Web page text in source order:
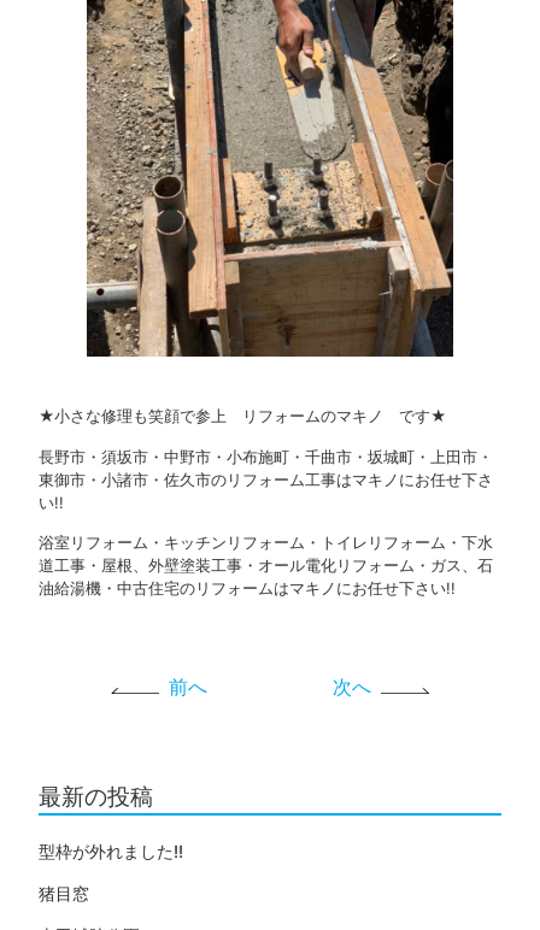
★小さな修理も笑顔で参上 リフォームのマキノ です★
長野市・須坂市・中野市・小布施町・千曲市・坂城町・上田市・
東御市・小諸市・佐久市のリフォーム工事はマキノにお任せ下さ
い!!
浴室リフォーム・キッチンリフォーム・トイレリフォーム・下水
道工事・屋根、外壁塗装工事・オール電化リフォーム・ガス、石
油給湯機・中古住宅のリフォームはマキノにお任せ下さい!!
前へ 次へ
最新の投稿
型枠が外れました!!
猪目窓